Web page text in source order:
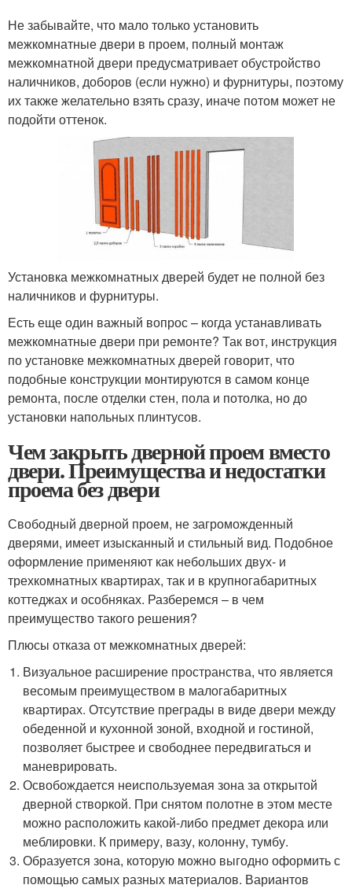
Не забывайте, что мало только установить
межкомнатные двери в проем, полный монтаж
межкомнатной двери предусматривает обустройство
наличников, доборов (если нужно) и фурнитуры, поэтому
их также желательно взять сразу, иначе потом может не
подойти оттенок.
Установка межкомнатных дверей будет не полной без
наличников и фурнитуры.
Есть еще один важный вопрос – когда устанавливать
межкомнатные двери при ремонте? Так вот, инструкция
по установке межкомнатных дверей говорит, что
подобные конструкции монтируются в самом конце
ремонта, после отделки стен, пола и потолка, но до
установки напольных плинтусов.
Чем закрыть дверной проем вместо
двери. Преимущества и недостатки
проема без двери
Свободный дверной проем, не загроможденный
дверями, имеет изысканный и стильный вид. Подобное
оформление применяют как небольших двух- и
трехкомнатных квартирах, так и в крупногабаритных
коттеджах и особняках. Разберемся – в чем
преимущество такого решения?
Плюсы отказа от межкомнатных дверей:
Визуальное расширение пространства, что является
весомым преимуществом в малогабаритных
квартирах. Отсутствие преграды в виде двери между
обеденной и кухонной зоной, входной и гостиной,
позволяет быстрее и свободнее передвигаться и
маневрировать.
Освобождается неиспользуемая зона за открытой
дверной створкой. При снятом полотне в этом месте
можно расположить какой-либо предмет декора или
меблировки. К примеру, вазу, колонну, тумбу.
Образуется зона, которую можно выгодно оформить с
помощью самых разных материалов. Вариантов